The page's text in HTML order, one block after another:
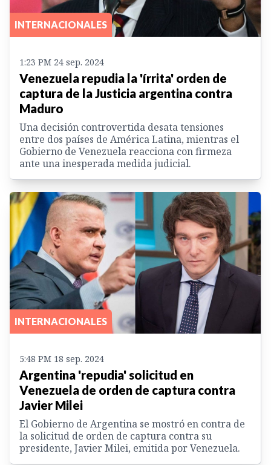
INTERNACIONALES
1:23 PM 24 sep. 2024
Venezuela repudia la 'írrita' orden de
captura de la Justicia argentina contra
Maduro
Una decisión controvertida desata tensiones
entre dos países de América Latina, mientras el
Gobierno de Venezuela reacciona con firmeza
ante una inesperada medida judicial.
INTERNACIONALES
5:48 PM 18 sep. 2024
Argentina 'repudia' solicitud en
Venezuela de orden de captura contra
Javier Milei
El Gobierno de Argentina se mostró en contra de
la solicitud de orden de captura contra su
presidente, Javier Milei, emitida por Venezuela.